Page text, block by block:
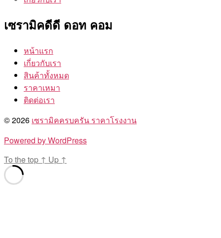
เซรามิคดีดี ดอท คอม
หน้าแรก
เกี่ยวกับเรา
สินค้าทั้งหมด
ราคาเหมา
ติดต่อเรา
© 2026 เซรามิคครบครัน ราคาโรงงาน
Powered by WordPress
To the top ↑ Up ↑